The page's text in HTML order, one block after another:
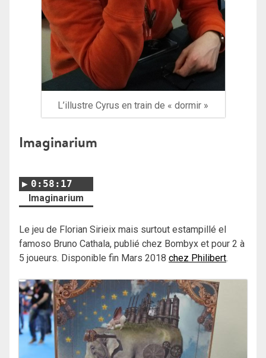
L’illustre Cyrus en train de « dormir »
Imaginarium
0:58:17
Imaginarium
Le jeu de Florian Sirieix mais surtout estampillé el
famoso Bruno Cathala, publié chez Bombyx et pour 2 à
5 joueurs. Disponible fin Mars 2018 chez Philibert.